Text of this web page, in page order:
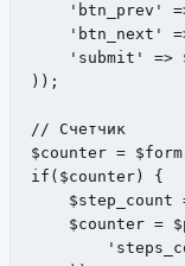
'btn_prev'
'btn_next'
'submit' =>
));
// Счетчик
$counter =
if($counter) {
$step_count
$counter =